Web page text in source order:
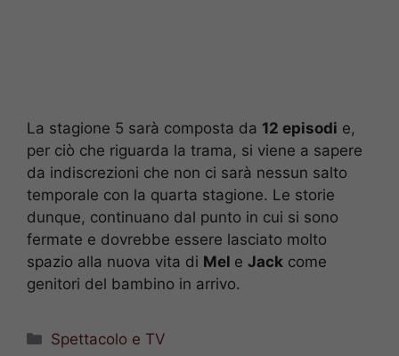
La stagione 5 sarà composta da 12 episodi e,
per ciò che riguarda la trama, si viene a sapere
da indiscrezioni che non ci sarà nessun salto
temporale con la quarta stagione. Le storie
dunque, continuano dal punto in cui si sono
fermate e dovrebbe essere lasciato molto
spazio alla nuova vita di Mel e Jack come
genitori del bambino in arrivo.
Categorie
Spettacolo e TV